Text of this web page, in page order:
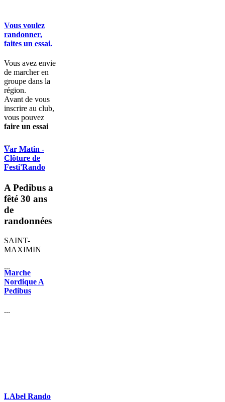
Vous voulez
randonner,
faites un essai.
Vous avez envie
de marcher en
groupe dans la
région.
Avant de vous
inscrire au club,
vous pouvez
faire un essai
...
Var Matin -
Clôture de
Festi'Rando
A Pedibus a
fêté 30 ans
de
randonnées
SAINT-
MAXIMIN
...
Marche
Nordique A
Pedibus
...
LAbel Rando